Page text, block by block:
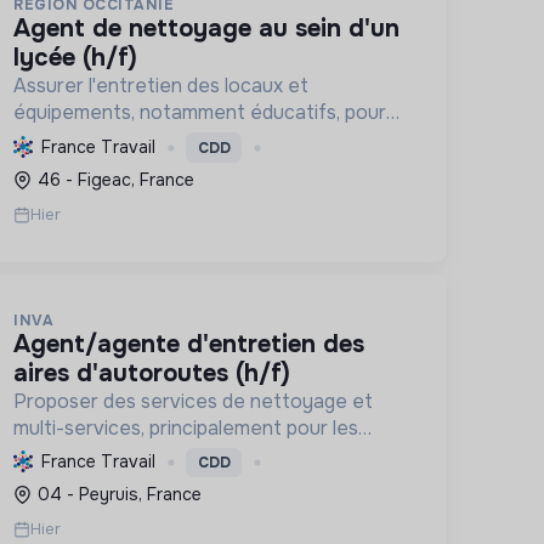
REGION OCCITANIE
agent de nettoyage au sein d'un
lycée (h/f)
Assurer l'entretien des locaux et
équipements, notamment éducatifs, pour
un environnement sain et propice au bien-
être. Contribuer à la gestion des
ressources et à la durabilité des
infrastructures.
France Travail CDD
46 - Figeac, France
Hier
INVA
agent/agente d'entretien des
aires d'autoroutes (h/f)
Proposer des services de nettoyage et
multi-services, principalement pour les
autoroutes, en France. Favoriser l'inclusion
sociale et professionnelle, et contribuer à la
préservation de l'environnemen...
France Travail CDD
04 - Peyruis, France
Hier